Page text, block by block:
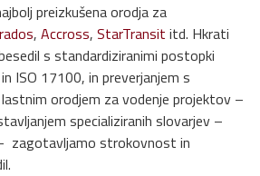
preizkušena orodja za
, Accross, StarTransit itd. Hkrati
s standardiziranimi postopki
ISO 17100, in preverjanjem s
orodjem za vodenje projektov –
specializiranih slovarjev –
zagotavljamo strokovnost in